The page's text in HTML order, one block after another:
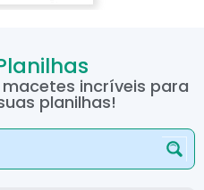
incríveis para
planilhas!